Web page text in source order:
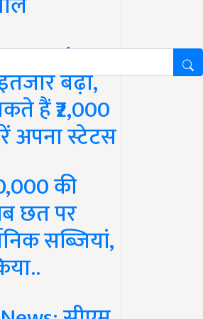
Update:
बढ़ा,
हैं ₹2,000
स्टेटस
की
छत पर
सब्जियां,